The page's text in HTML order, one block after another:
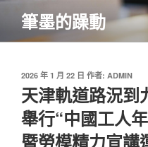
主
筆墨的躁動
發
佈
於
2026 年 1 月 22 日 作者: ADMIN
天津軌道路況到
舉行“中國工人
暨勞模精力宣講